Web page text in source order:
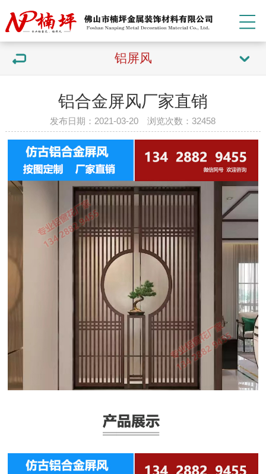
铝屏风
铝合金屏风厂家直销
发布日期：2021-03-20 浏览次数：32458